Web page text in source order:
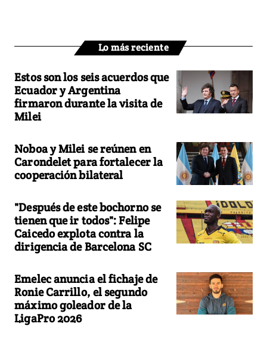
Lo más reciente
Estos son los seis acuerdos que
Ecuador y Argentina
firmaron durante la visita de
Milei
Noboa y Milei se reúnen en
Carondelet para fortalecer la
cooperación bilateral
"Después de este bochorno se
tienen que ir todos": Felipe
Caicedo explota contra la
dirigencia de Barcelona SC
Emelec anuncia el fichaje de
Ronie Carrillo, el segundo
máximo goleador de la
LigaPro 2026